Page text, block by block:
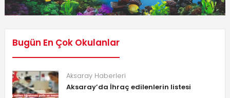
Bugün En Çok Okulanlar
Aksaray Haberleri
Aksaray’da İhraç edilenlerin listesi